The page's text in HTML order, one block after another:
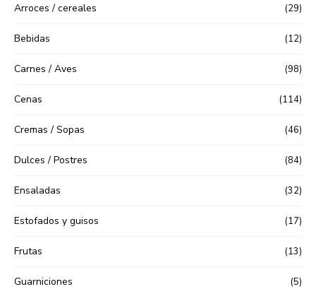
Arroces / cereales (29)
Bebidas (12)
Carnes / Aves (98)
Cenas (114)
Cremas / Sopas (46)
Dulces / Postres (84)
Ensaladas (32)
Estofados y guisos (17)
Frutas (13)
Guarniciones (5)